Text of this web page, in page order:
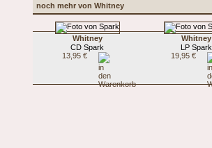
noch mehr von Whitney
Whitney
CD Spark
13,95 €
Whitney
LP Spark
19,95 €